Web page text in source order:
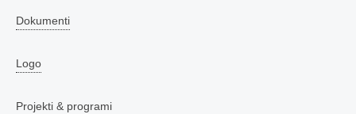
Dokumenti
Logo
Projekti & programi